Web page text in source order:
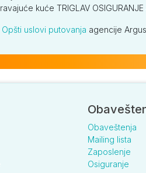
kuće TRIGLAV
Opšti uslovi putovanja agencije
Obaveštenja
Mailing lista
Zaposlenje
Osiguranje